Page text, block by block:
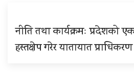
नीति तथा कार्यक्रमः प्रदेशको
हस्तक्षेप गरेर यातायात प्राधिकरण